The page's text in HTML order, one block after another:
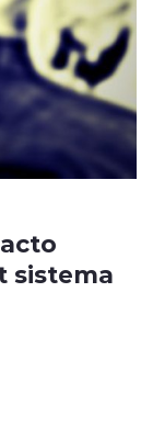
sistema